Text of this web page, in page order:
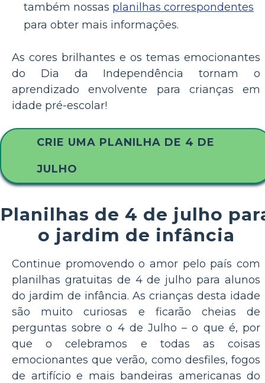
também nossas planilhas correspondentes
para obter mais informações.
As cores brilhantes e os temas emocionantes
do Dia da Independência tornam o
aprendizado envolvente para crianças em
idade pré-escolar!
CRIE UMA PLANILHA DE 4 DE
JULHO
Planilhas de 4 de julho
o jardim de infância
Continue promovendo o amor pelo país com
planilhas gratuitas de 4 de julho para alunos
do jardim de infância. As crianças desta idade
são muito curiosas e ficarão cheias de
perguntas sobre o 4 de Julho – o que é, por
que o celebramos e todas as coisas
emocionantes que verão, como desfiles, fogos
de artifício e mais bandeiras americanas do